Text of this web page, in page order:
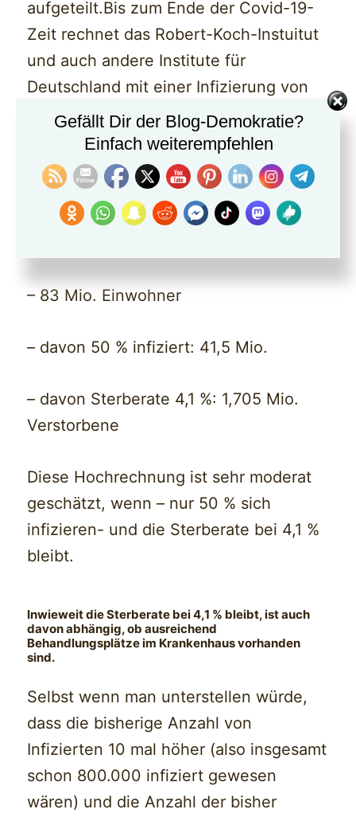
aufgeteilt.Bis zum Ende der Covid-19-
Zeit rechnet das Robert-Koch-Instuitut
und auch andere Institute für
Deutschland mit einer Infizierung von
60-70 %.
Selbst wenn nur 50 % sich infizieren,
würde die bei einer Sterberate von 4,1
% die Anzahl der Verstorbenen sich wie
– 83 Mio. Einwohner
– davon 50 % infiziert: 41,5 Mio.
– davon Sterberate 4,1 %: 1,705 Mio.
Verstorbene
Diese Hochrechnung ist sehr moderat
geschätzt, wenn – nur 50 % sich
infizieren- und die Sterberate bei 4,1 %
bleibt.
Inwieweit die Sterberate bei 4,1 % bleibt, ist auch
davon abhängig, ob ausreichend
Behandlungsplätze im Krankenhaus vorhanden
sind.
Selbst wenn man unterstellen würde,
dass die bisherige Anzahl von
Infizierten 10 mal höher (also insgesamt
schon 800.000 infiziert gewesen
wären) und die Anzahl der bisher
Gefällt Dir der Blog-Demokratie?
Einfach weiterempfehlen